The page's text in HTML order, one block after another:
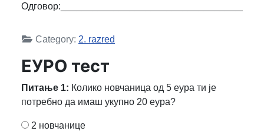
Category: 2. razred
ЕУРО тест
Питање 1: Колико новчаница од 5 еура ти је
потребно да имаш укупно 20 еура?
2 новчанице